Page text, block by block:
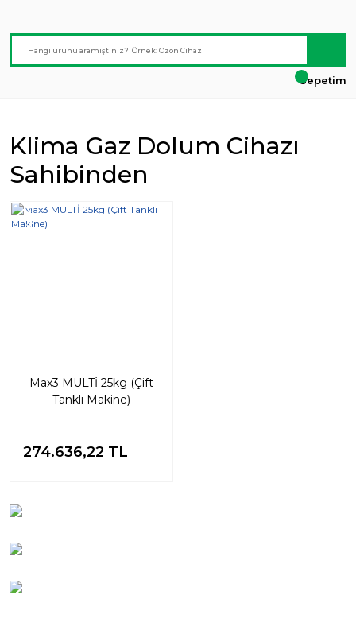
Sepetim
Klima Gaz Dolum Cihazı
Sahibinden
Yeni
Max3 MULTİ 25kg (Çift
Tanklı Makine)
274.636,22 TL